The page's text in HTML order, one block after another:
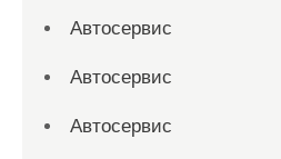
Автосервис
Автосервис
Автосервис